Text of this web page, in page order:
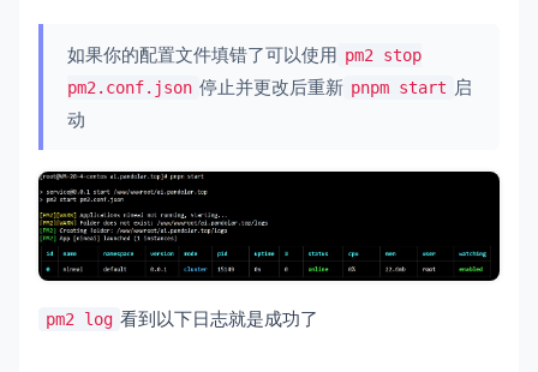
如果你的配置文件填错了可以使用 pm2 stop
pm2.conf.json 停止并更改后重新 pnpm start 启
动
pm2 log 看到以下日志就是成功了